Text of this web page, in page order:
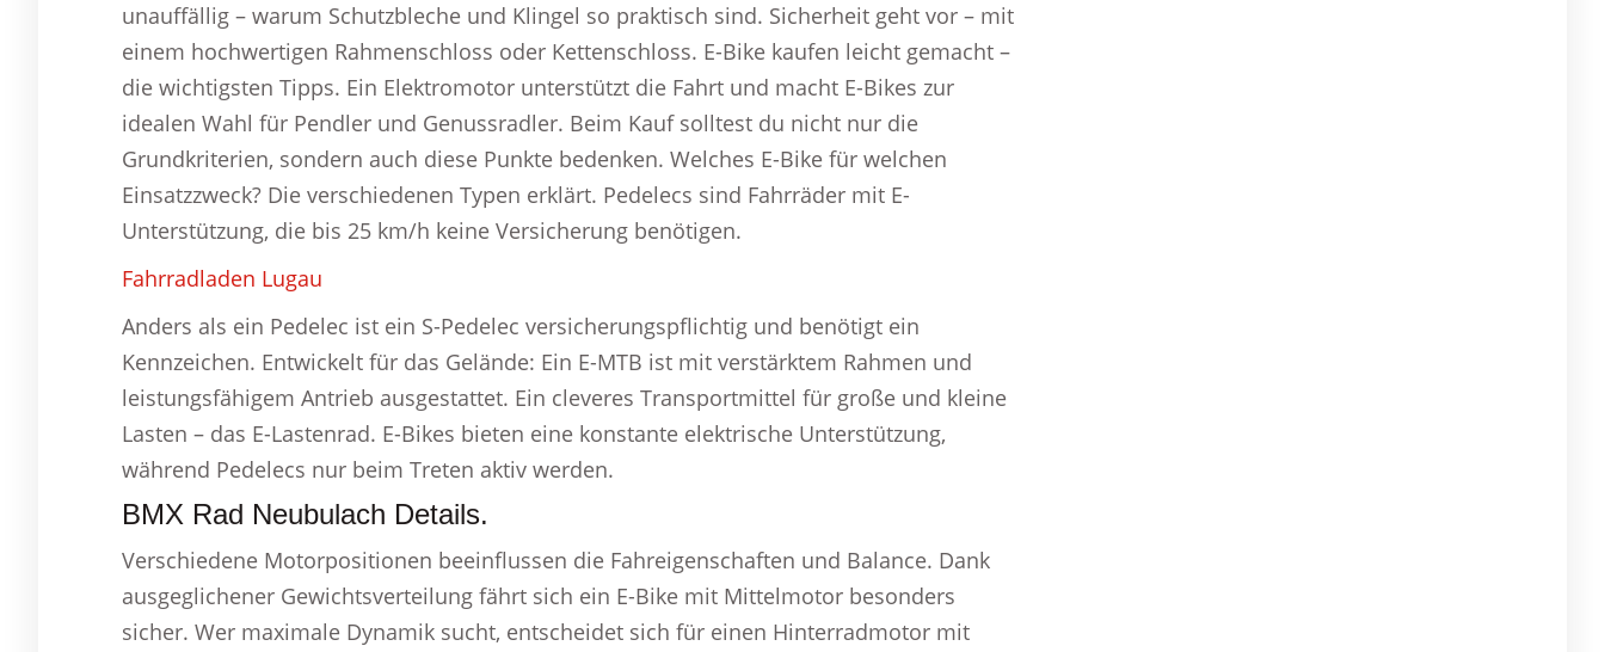
unauffällig – warum Schutzbleche und Klingel so praktisch sind. Sicherheit geht vor – mit
einem hochwertigen Rahmenschloss oder Kettenschloss. E-Bike kaufen leicht gemacht –
die wichtigsten Tipps. Ein Elektromotor unterstützt die Fahrt und macht E-Bikes zur
idealen Wahl für Pendler und Genussradler. Beim Kauf solltest du nicht nur die
Grundkriterien, sondern auch diese Punkte bedenken. Welches E-Bike für welchen
Einsatzzweck? Die verschiedenen Typen erklärt. Pedelecs sind Fahrräder mit E-
Unterstützung, die bis 25 km/h keine Versicherung benötigen.
Fahrradladen Lugau
Anders als ein Pedelec ist ein S-Pedelec versicherungspflichtig und benötigt ein
Kennzeichen. Entwickelt für das Gelände: Ein E-MTB ist mit verstärktem Rahmen und
leistungsfähigem Antrieb ausgestattet. Ein cleveres Transportmittel für große und kleine
Lasten – das E-Lastenrad. E-Bikes bieten eine konstante elektrische Unterstützung,
während Pedelecs nur beim Treten aktiv werden.
BMX Rad Neubulach Details.
Verschiedene Motorpositionen beeinflussen die Fahreigenschaften und Balance. Dank
ausgeglichener Gewichtsverteilung fährt sich ein E-Bike mit Mittelmotor besonders
sicher. Wer maximale Dynamik sucht, entscheidet sich für einen Hinterradmotor mit